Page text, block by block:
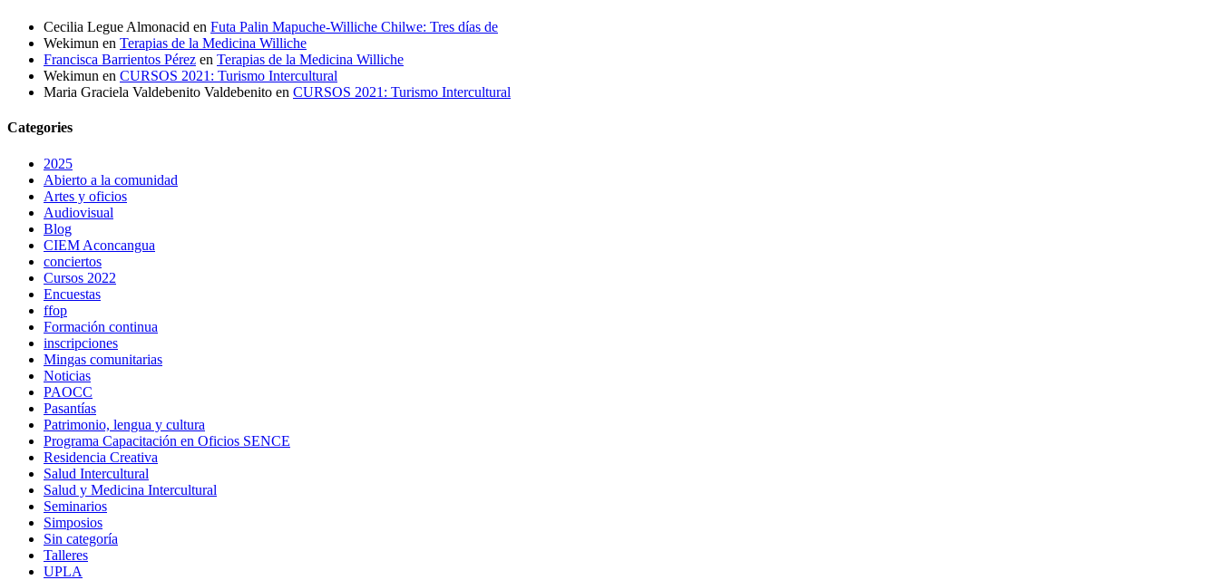
Cecilia Legue Almonacid en Futa Palin Mapuche-Williche Chilwe: Tres días de
Wekimun en Terapias de la Medicina Williche
Francisca Barrientos Pérez en Terapias de la Medicina Williche
Wekimun en CURSOS 2021: Turismo Intercultural
Maria Graciela Valdebenito Valdebenito en CURSOS 2021: Turismo Intercultural
Categories
2025
Abierto a la comunidad
Artes y oficios
Audiovisual
Blog
CIEM Aconcangua
conciertos
Cursos 2022
Encuestas
ffop
Formación continua
inscripciones
Mingas comunitarias
Noticias
PAOCC
Pasantías
Patrimonio, lengua y cultura
Programa Capacitación en Oficios SENCE
Residencia Creativa
Salud Intercultural
Salud y Medicina Intercultural
Seminarios
Simposios
Sin categoría
Talleres
UPLA